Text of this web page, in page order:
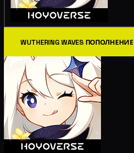
WUTHERING WAVES ПОПОЛНЕНИЕ